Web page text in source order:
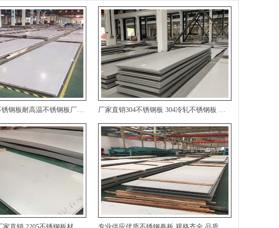
现货销售310S不锈钢板耐高温不锈钢板厂家直销 厂家直销304不锈钢板304冷轧不锈钢板加工定制欢迎来电咨询